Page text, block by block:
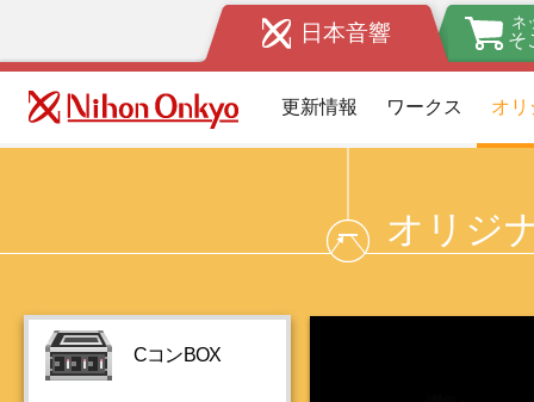
日本音響 ネ
そ
更新情報 ワークス オリ
CコンBOX
オリジ